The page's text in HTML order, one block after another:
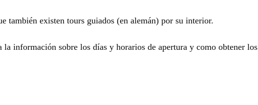
también existen tours guiados (en alemán) por su interior.
la información sobre los días y horarios de apertura y como obtener los